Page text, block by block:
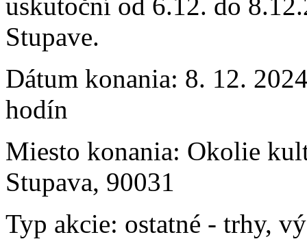
uskutoční od 6.12. do
Stupave.
Dátum konania: 8. 12.
hodín
Miesto konania: Okolie
Stupava, 90031
Typ akcie: ostatné - trhy,